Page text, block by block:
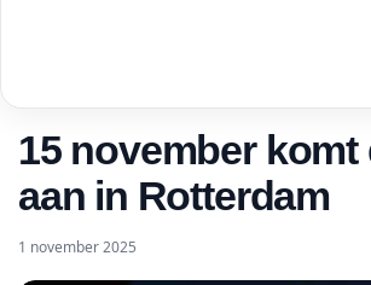
15 november komt
aan in Rotterdam
1 november 2025